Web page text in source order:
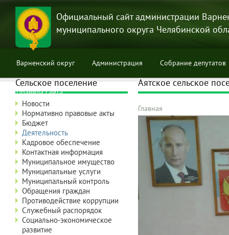
Перейти
основному
содержанию
Официальный сайт администрации
муниципального округа Челябинской
Варненский округ Администрация Собрание депутатов
Правила сайта
Аятское сельское
Строка
навигации
Главная
Сельское поселение
Новости
Нормативно правовые акты
Бюджет
Деятельность
Кадровое обеспечение
Контактная информация
Муниципальное имущество
Муниципальные услуги
Муниципальный контроль
Обращения граждан
Противодействие коррупции
Служебный распорядок
Социально-экономическое
развитие